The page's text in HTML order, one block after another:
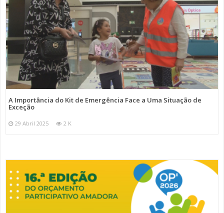
A Importância do Kit de Emergência Face a Uma Situação de
Exceção
29 Abril 2025 2 K